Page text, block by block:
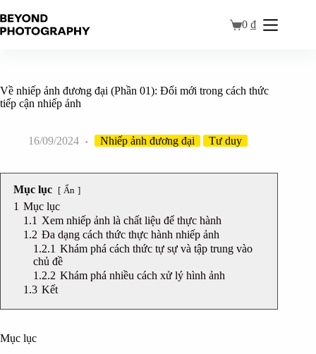
0₫
Về nhiếp ảnh đương đại (Phần 01): Đổi mới trong cách thức
tiếp cận nhiếp ảnh
16/09/2024 Nhiếp ảnh đương đại Tư duy
Mục lục Ẩn
1 Mục lục
1.1 Xem nhiếp ảnh là chất liệu để thực hành
1.2 Đa dạng cách thức thực hành nhiếp ảnh
1.2.1 Khám phá cách thức tự sự và tập trung vào
chủ đề
1.2.2 Khám phá nhiều cách xử lý hình ảnh
1.3 Kết
Mục lục